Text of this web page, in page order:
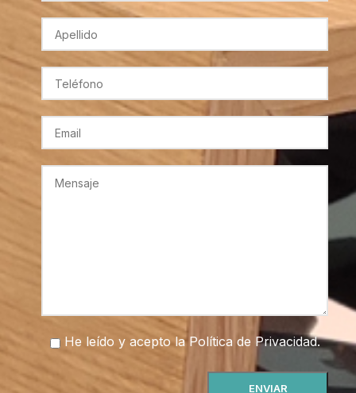
He leído y acepto laPolítica de Privacidad.